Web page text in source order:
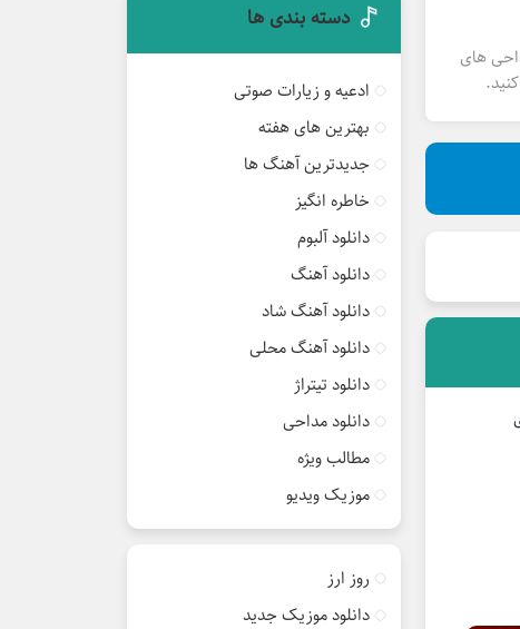
های
دسته بندی ها
ادعیه و زیارات صوتی
بهترین های هفته
جدیدترین آهنگ ها
خاطره انگیز
دانلود آلبوم
دانلود آهنگ
دانلود آهنگ شاد
دانلود آهنگ محلی
دانلود تیتراژ
دانلود مداحی
مطالب ویژه
موزیک ویدیو
روز ارز
دانلود موزیک جدید